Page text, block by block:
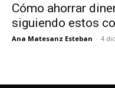
Cómo ahorrar
siguiendo estos
Ana Matesanz Esteban - 4